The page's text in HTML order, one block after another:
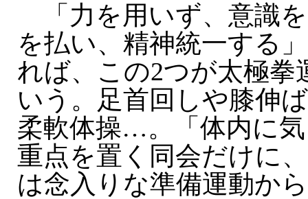
「力を用いず、意識
を払い、精神統一する
れば、この2つが太極拳
いう。足首回しや膝伸
柔軟体操…。「体内に
重点を置く同会だけに
は念入りな準備運動か